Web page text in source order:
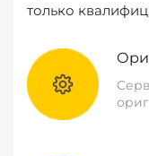
только